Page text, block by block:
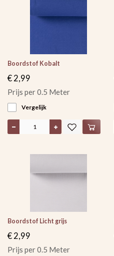
Boordstof Kobalt
€ 2,99
Prijs per 0.5 Meter
Vergelijk
Boordstof Licht grijs
€ 2,99
Prijs per 0.5 Meter